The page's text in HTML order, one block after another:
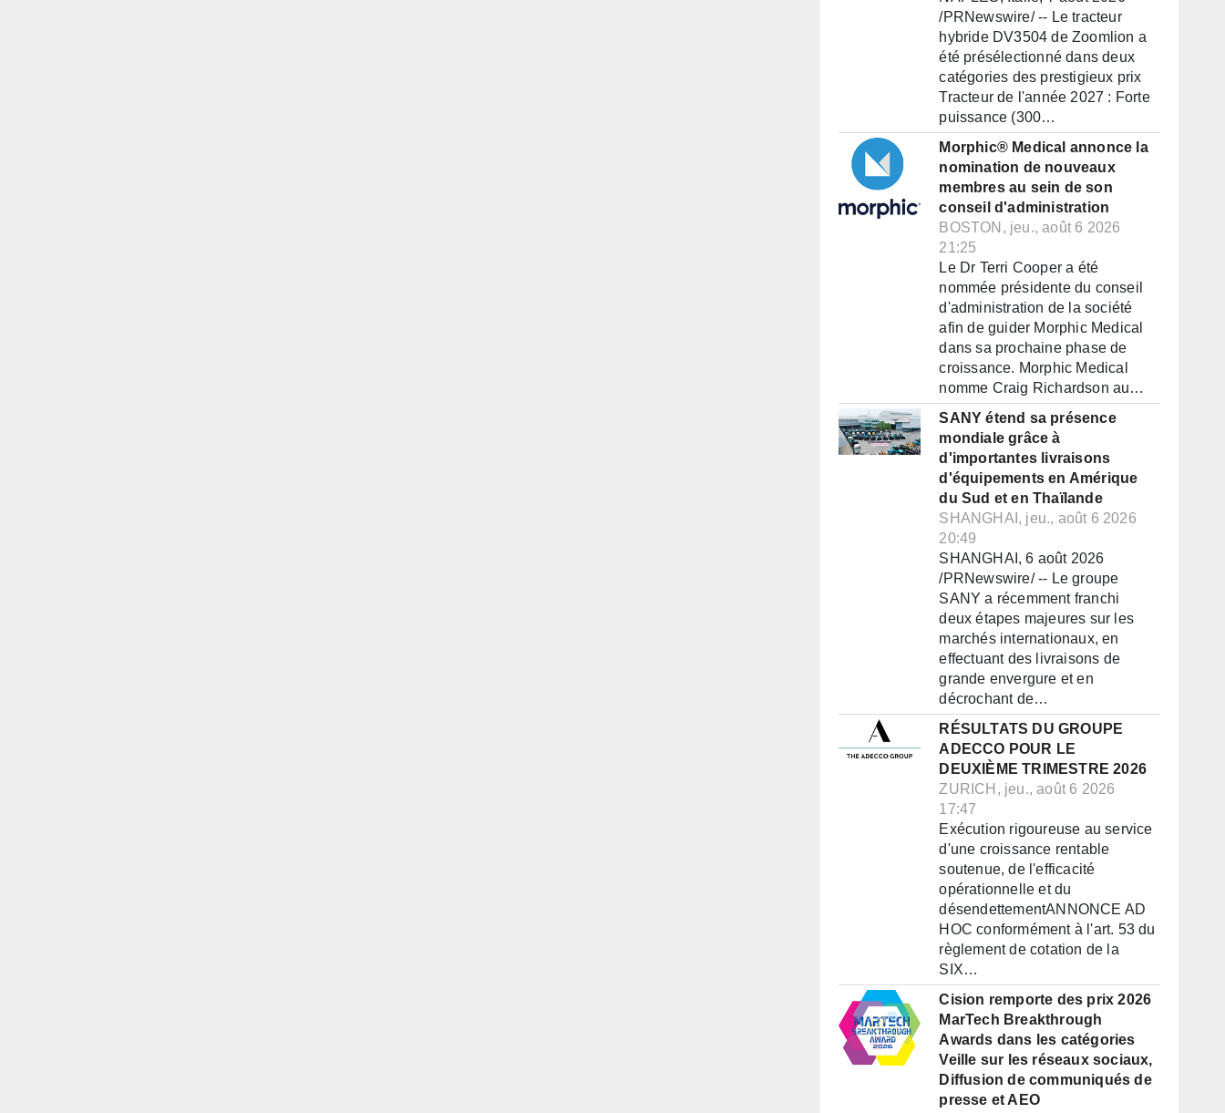
/PRNewswire/ -- Le tracteur
hybride DV3504 de Zoomlion a
été présélectionné dans deux
catégories des prestigieux prix
Tracteur de l'année 2027 : Forte
puissance (300…
Morphic® Medical annonce la
nomination de nouveaux
membres au sein de son
conseil d'administration
BOSTON, jeu., août 6 2026
21:25
Le Dr Terri Cooper a été
nommée présidente du conseil
d'administration de la société
afin de guider Morphic Medical
dans sa prochaine phase de
croissance. Morphic Medical
nomme Craig Richardson au…
SANY étend sa présence
mondiale grâce à
d'importantes livraisons
d'équipements en Amérique
du Sud et en Thaïlande
SHANGHAI, jeu., août 6 2026
20:49
SHANGHAI, 6 août 2026
/PRNewswire/ -- Le groupe
SANY a récemment franchi
deux étapes majeures sur les
marchés internationaux, en
effectuant des livraisons de
grande envergure et en
décrochant de…
RÉSULTATS DU GROUPE
ADECCO POUR LE
DEUXIÈME TRIMESTRE 2026
ZURICH, jeu., août 6 2026
17:47
Exécution rigoureuse au service
d'une croissance rentable
soutenue, de l'efficacité
opérationnelle et du
désendettementANNONCE AD
HOC conformément à l'art. 53 du
règlement de cotation de la
SIX…
Cision remporte des prix 2026
MarTech Breakthrough
Awards dans les catégories
Veille sur les réseaux sociaux,
Diffusion de communiqués de
presse et AEO